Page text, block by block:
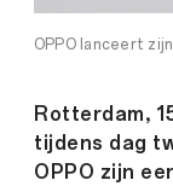
OPPO lanceert
Rotterdam,
tijdens dag
OPPO zijn